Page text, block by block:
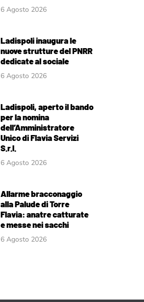
6 Agosto 2026
Ladispoli inaugura le
nuove strutture del PNRR
dedicate al sociale
6 Agosto 2026
Ladispoli, aperto il bando
per la nomina
dell’Amministratore
Unico di Flavia Servizi
S.r.l.
6 Agosto 2026
Allarme bracconaggio
alla Palude di Torre
Flavia: anatre catturate
e messe nei sacchi
6 Agosto 2026